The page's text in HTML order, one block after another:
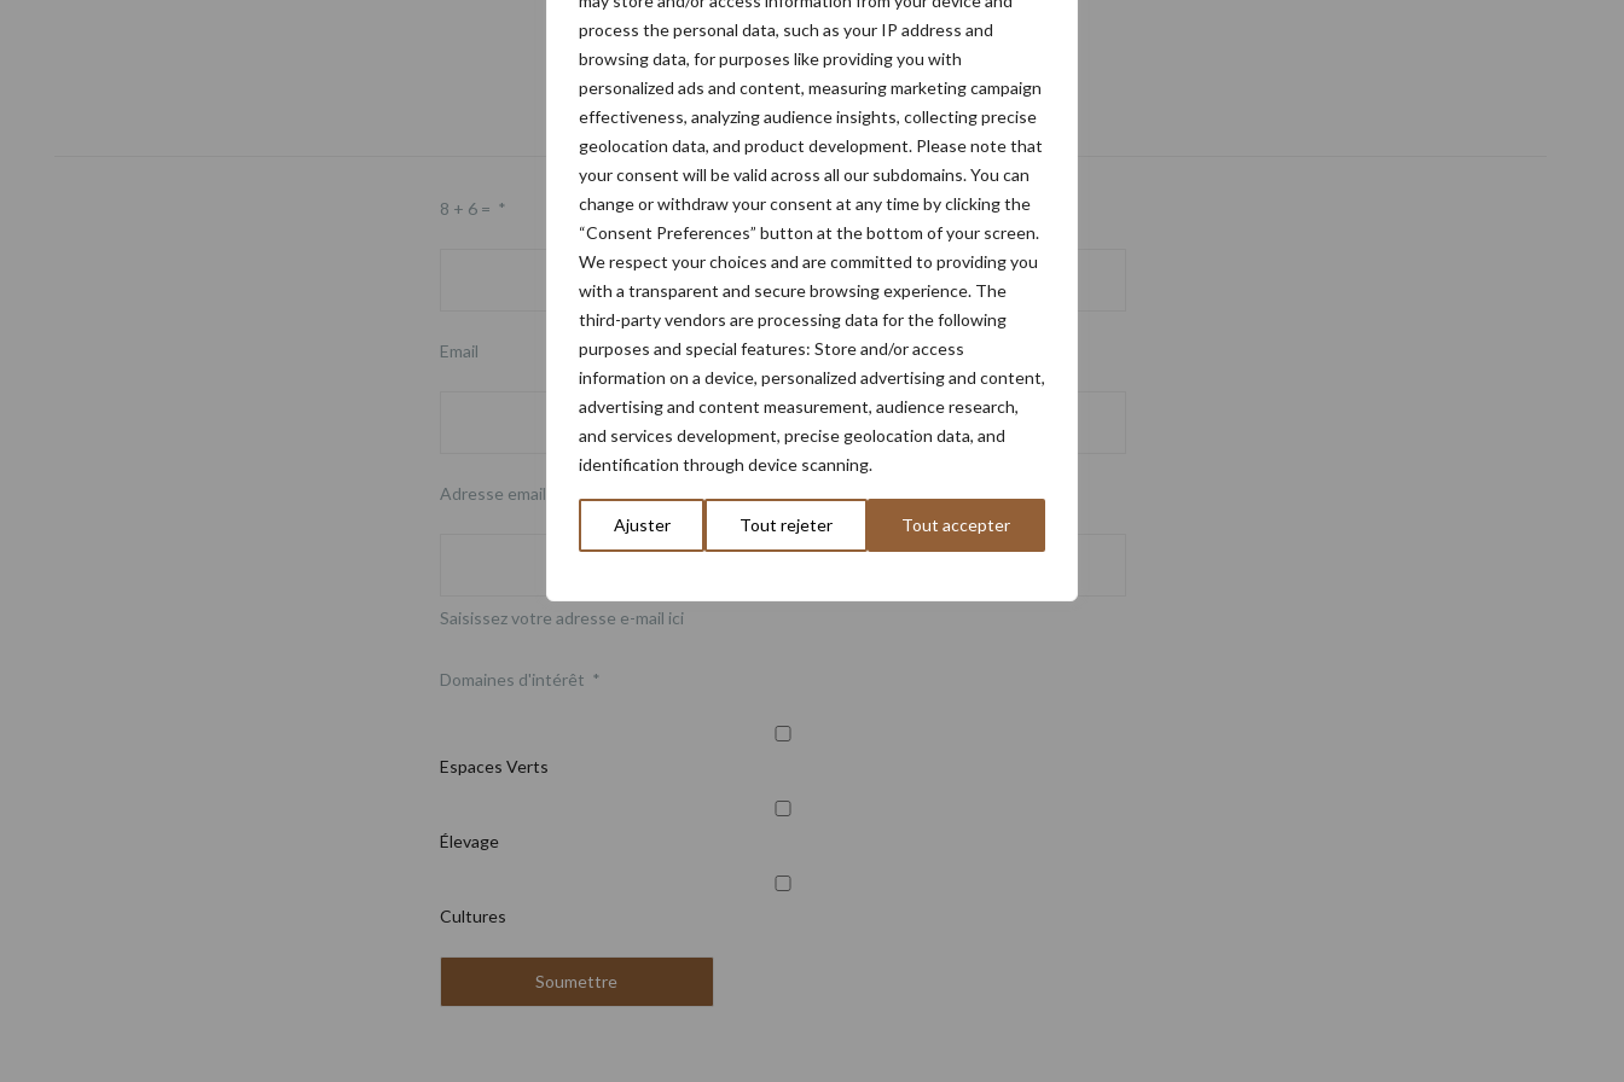
process the personal data, such as your IP address and
browsing data, for purposes like providing you with
personalized ads and content, measuring marketing campaign
effectiveness, analyzing audience insights, collecting precise
geolocation data, and product development. Please note that
your consent will be valid across all our subdomains. You can
change or withdraw your consent at any time by clicking the
“Consent Preferences” button at the bottom of your screen.
We respect your choices and are committed to providing you
with a transparent and secure browsing experience. The
third-party vendors are processing data for the following
purposes and special features: Store and/or access
information on a device, personalized advertising and content,
advertising and content measurement, audience research,
and services development, precise geolocation data, and
identification through device scanning.
Ajuster Tout rejeter Tout accepter
désinfectant
après
traite
pour
systèmes
pulvérisation
automatisés
S’abonner à la newsletter
8 + 6 = *
Email
Adresse email
Saisissez votre adresse e-mail ici
Domaines d'intérêt *
Espaces Verts
Élevage
Cultures